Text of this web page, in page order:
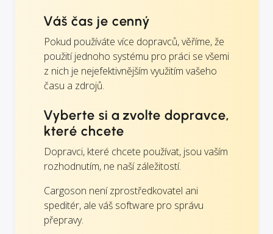
Váš čas je cenný
Pokud používáte více dopravců, věříme, že
použití jednoho systému pro práci se všemi
z nich je nejefektivnějším využitím vašeho
času a zdrojů.
Vyberte si a zvolte dopravce,
které chcete
Dopravci, které chcete používat, jsou vaším
rozhodnutím, ne naší záležitostí.
Cargoson není zprostředkovatel ani
speditér, ale váš software pro správu
přepravy.